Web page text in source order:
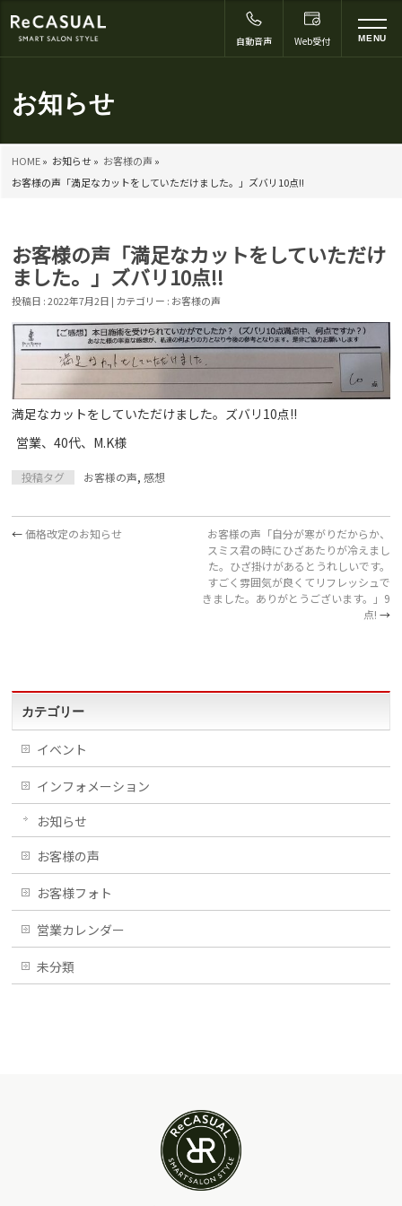
お知らせ
HOME» お知らせ » お客様の声 »
お客様の声「満足なカットをしていただけました。」ズバリ10点!!
自動音声 Web受付 MENU
お客様の声「満足なカットをしていただけ
ました。」ズバリ10点!!
投稿日 : 2022年7月2日 | カテゴリー : お客様の声
満足なカットをしていただけました。ズバリ10点!!
営業、40代、M.K様
投稿タグ お客様の声,感想
←価格改定のお知らせ
お客様の声「自分が寒がりだからか、
スミス君の時にひざあたりが冷えまし
た。ひざ掛けがあるとうれしいです。
すごく雰囲気が良くてリフレッシュで
きました。ありがとうございます。」9
点! →
カテゴリー
イベント
インフォメーション
お知らせ
お客様の声
お客様フォト
営業カレンダー
未分類